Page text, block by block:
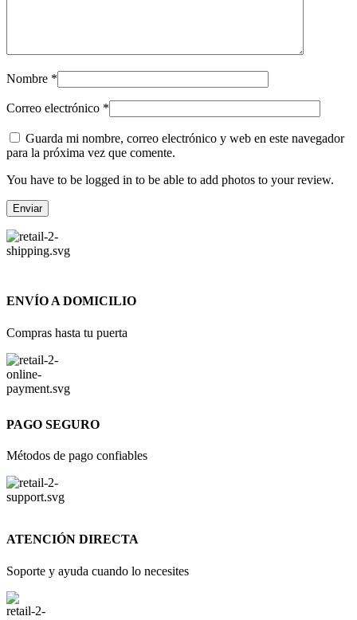
Nombre *
Correo electrónico *
Guarda mi nombre, correo electrónico y web en este navegador
para la próxima vez que comente.
You have to be logged in to be able to add photos to your review.
ENVÍO A DOMICILIO
Compras hasta tu puerta
PAGO SEGURO
Métodos de pago confiables
ATENCIÓN DIRECTA
Soporte y ayuda cuando lo necesites